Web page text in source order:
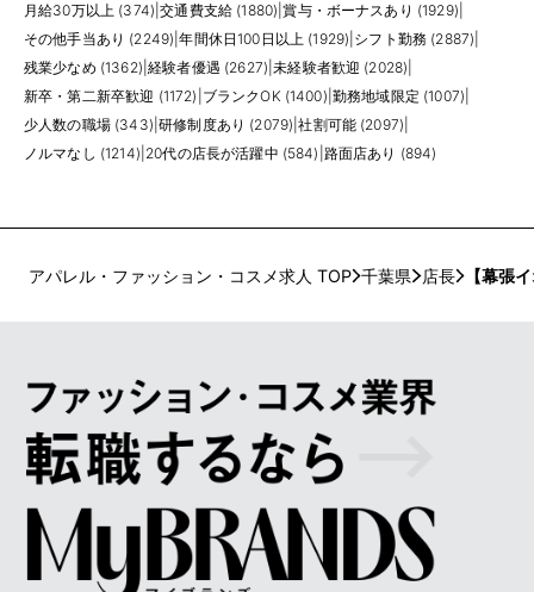
月給30万以上 (374) |交通費支給 (1880) |賞与・ボーナスあり (1929)
その他手当あり (2249) |年間休日100日以上 (1929) シフト勤務 (2887)
残業少なめ (1362) |経験者優遇 (2627) |未経験者歓迎 (2028)
新卒・第二新卒歓迎 (1172) ブランクOK (1400) 勤務地域限定 (1007)
少人数の職場 (343) |研修制度あり (2079) |社割可能 (2097)
ノルマなし (1214) 20代の店長が活躍中 (584) 路面店あり (894)
アパレル・ファッション・コスメ求人 TOP 千葉県 店長 【幕張